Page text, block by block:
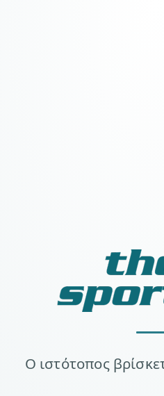
Ο ιστότοπος